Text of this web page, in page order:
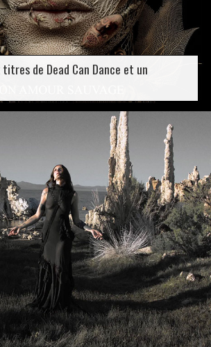
titres de Dead Can Dance et un